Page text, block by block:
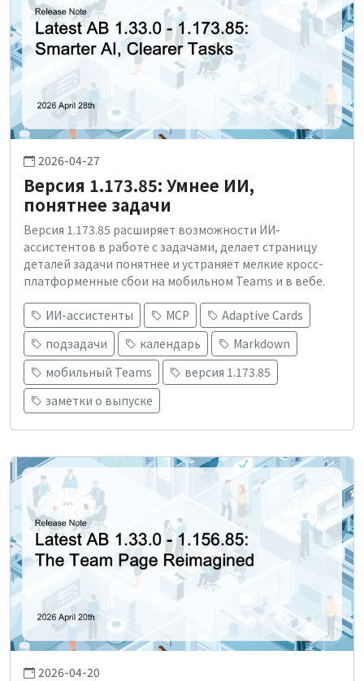
2026-04-27
Версия 1.173.85: Умнее ИИ,
понятнее задачи
Версия 1.173.85 расширяет возможности ИИ-
ассистентов в работе с задачами, делает страницу
деталей задачи понятнее и устраняет мелкие кросс-
платформенные сбои на мобильном Teams и в вебе.
ИИ-ассистенты MCP
Adaptive Cards
подзадачи
календарь
Markdown
мобильный Teams
версия 1.173.85
заметки о выпуске
2026-04-20